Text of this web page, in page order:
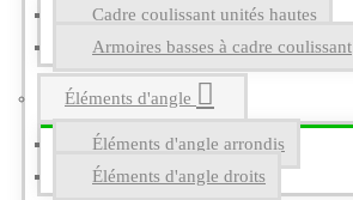
Cadre coulissant unités hautes
Armoires basses à cadre coulissant
Éléments d'angle
Éléments d'angle arrondis
Éléments d'angle droits